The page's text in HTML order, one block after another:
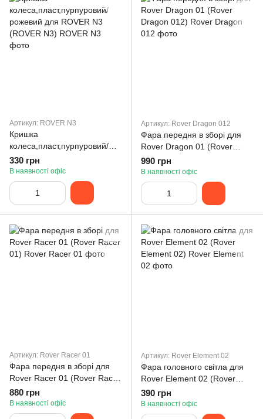
Артикул: ROVER N3
Кришка
колеса,пласт,пурпуровий/
рожевий для ROVER N3
(ROVER N3)
330 грн
В наявності офіс
Артикул: Rover Dragon 012
Фара передня в зборі для
Rover Dragon 01 (Rover
Dragon 012)
990 грн
В наявності офіс
Артикул: Rover Racer 01
Фара передня в зборі для
Rover Racer 01 (Rover Racer
01)
880 грн
В наявності офіс
Артикул: Rover Element 02
Фара головного світла для
Rover Element 02 (Rover
Element 02)
390 грн
В наявності офіс